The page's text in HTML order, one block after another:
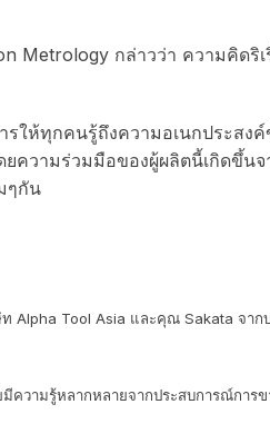
กล่าวว่า ความคิดริเ
ให้ทุกคนรู้ถึงความอเนกประสง
ความร่วมมือของผู้ผลิตนี้เกิดขึ้น
ๆกัน
Tool Asia และคุณ Sakata จาก
มีความรู้หลากหลายจากประสบการณ์กา